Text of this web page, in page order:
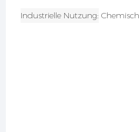
Industrielle Nutzung Chemisch